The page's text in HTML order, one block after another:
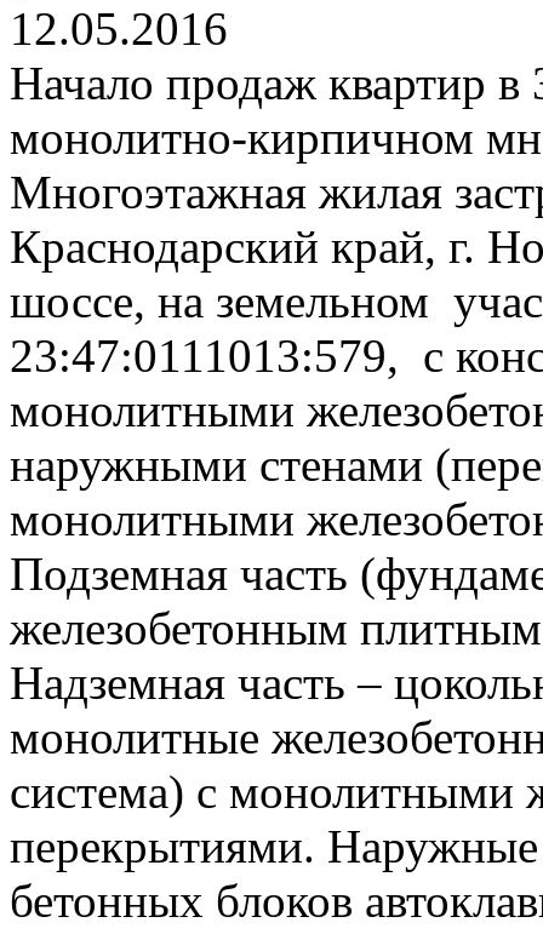
12.05.2016
Начало продаж квартир
монолитно-кирпичном
Многоэтажная жилая
Краснодарский край, г.
шоссе, на земельном
23:47:0111013:579, с
монолитными
наружными стенами
монолитными
Подземная часть
железобетонным
Надземная часть –
монолитные
система) с монолитными
перекрытиями. Наружные
бетонных блоков